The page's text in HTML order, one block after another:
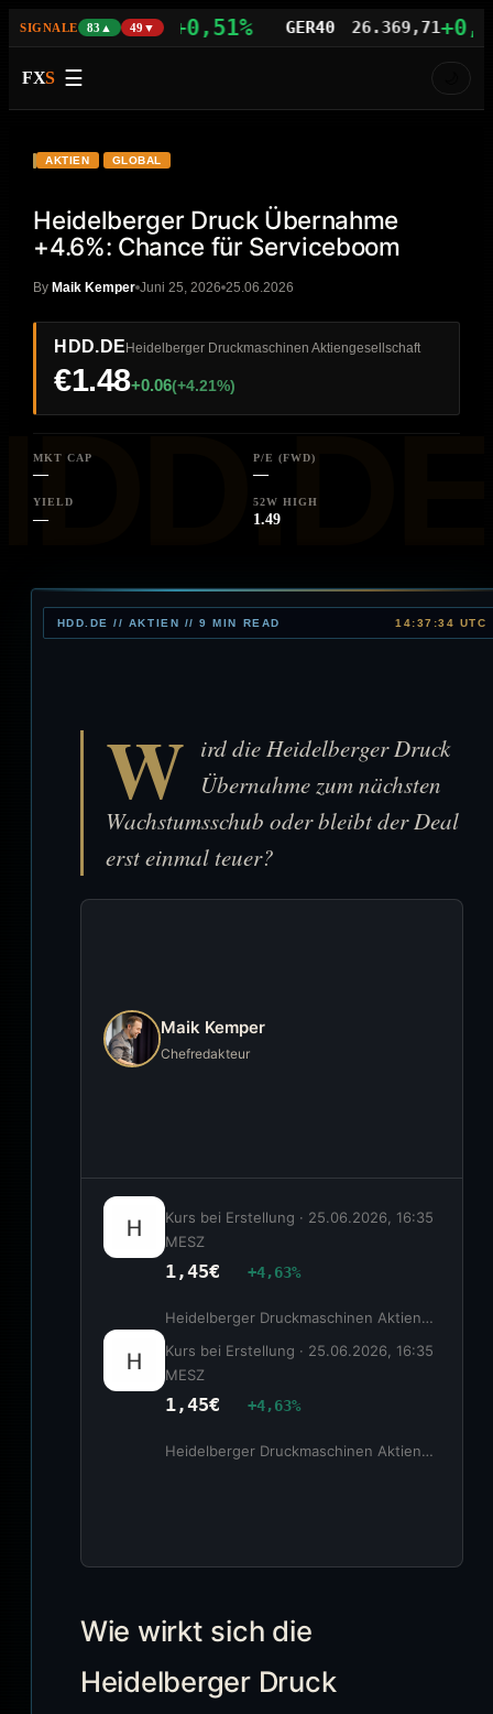
SIGNALE 83▲ 49▼
29.571,46+0,51% GER40 26.369,71+0,75%
FXS ☰
HDD.DE
AKTIEN GLOBAL
Heidelberger Druck Übernahme
+4.6%: Chance für Serviceboom
ByMaik Kemper Juni 25, 2026 25.06.2026
HDD.DE Heidelberger Druckmaschinen Aktiengesellschaft
€1.48+0.06(+4.21%)
MKT CAP
—
P/E (FWD)
—
YIELD
—
52W HIGH
1.49
HDD.DE // AKTIEN // 9 MIN READ 14:37:34 UTC
W ird die Heidelberger Druck
Übernahme zum nächsten
Wachstumsschub oder bleibt der Deal
erst einmal teuer?
Maik Kemper
Chefredakteur
Kurs bei Erstellung · 25.06.2026, 16:35
MESZ
1,45€ +4,63%
Heidelberger Druckmaschinen Aktiengesellschaft
Kurs bei Erstellung · 25.06.2026, 16:35
MESZ
1,45€ +4,63%
Heidelberger Druckmaschinen Aktiengesellschaft
Wie wirkt sich die
Heidelberger Druck